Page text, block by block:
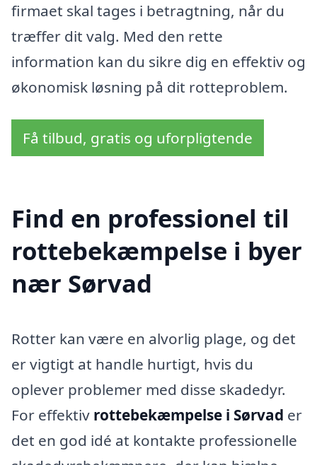
firmaet skal tages i betragtning, når du
træffer dit valg. Med den rette
information kan du sikre dig en effektiv og
økonomisk løsning på dit rotteproblem.
Få tilbud, gratis og uforpligtende
Find en professionel til
rottebekæmpelse i byer
nær Sørvad
Rotter kan være en alvorlig plage, og det
er vigtigt at handle hurtigt, hvis du
oplever problemer med disse skadedyr.
For effektiv rottebekæmpelse i Sørvad er
det en god idé at kontakte professionelle